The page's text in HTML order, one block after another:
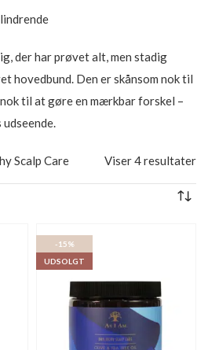
der har prøvet alt, men stadig
hovedbund. Den er skånsom nok til
til at gøre en mærkbar forskel –
Scalp Care Viser 4 resultater
-15%
UDSOLGT